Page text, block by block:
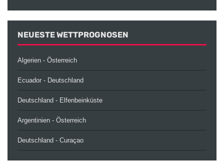
NEUESTE WETTPROGNOSEN
Algerien - Österreich
Ecuador - Deutschland
Deutschland - Elfenbeinküste
Argentinien - Österreich
Deutschland - Curaçao